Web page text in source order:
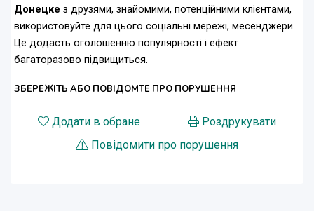
Донецке з друзями, знайомими, потенційними клієнтами,
використовуйте для цього соціальні мережі, месенджери.
Це додасть оголошенню популярності і ефект
багаторазово підвищиться.
ЗБЕРЕЖІТЬ АБО ПОВІДОМТЕ ПРО ПОРУШЕННЯ
Додати в обране
Роздрукувати
Повідомити про порушення